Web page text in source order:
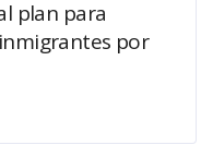
plan para
por